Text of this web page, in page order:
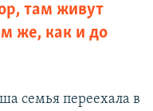
там живут
же, как и до
семья переехала в